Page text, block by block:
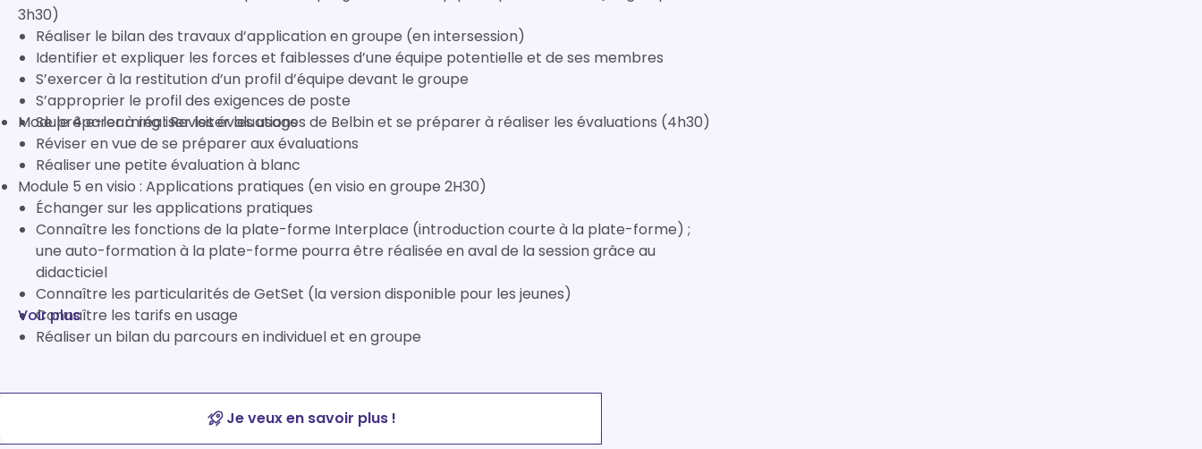
3h30)
Réaliser le bilan des travaux d’application en groupe (en intersession)
Identifier et expliquer les forces et faiblesses d’une équipe potentielle et de ses membres
S’exercer à la restitution d’un profil d’équipe devant le groupe
S’approprier le profil des exigences de poste
Se préparer à réaliser les évaluations
Module 4 e-learning : Revisiter les usages de Belbin et se préparer à réaliser les évaluations (4h30)
Réviser en vue de se préparer aux évaluations
Réaliser une petite évaluation à blanc
Module 5 en visio : Applications pratiques (en visio en groupe 2H30)
Échanger sur les applications pratiques
Connaître les fonctions de la plate-forme Interplace (introduction courte à la plate-forme) ;
une auto-formation à la plate-forme pourra être réalisée en aval de la session grâce au
didacticiel
Connaître les particularités de GetSet (la version disponible pour les jeunes)
Connaître les tarifs en usage
Réaliser un bilan du parcours en individuel et en groupe
Voir plus
Je veux en savoir plus !